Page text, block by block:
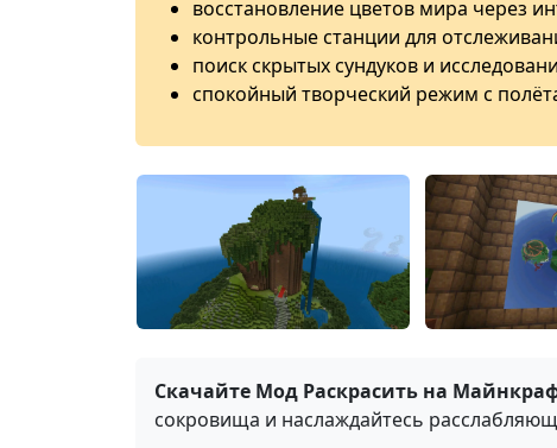
восстановление цветов мира через
контрольные станции для
поиск скрытых сундуков и
спокойный творческий режим с
Скачайте Мод Раскрасить на
сокровища и наслаждайтесь